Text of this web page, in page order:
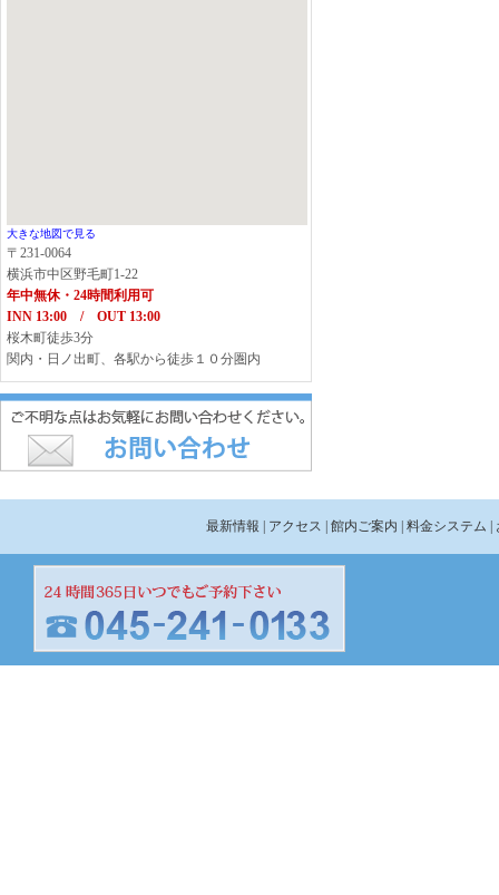
大きな地図で見る
〒231-0064
横浜市中区野毛町1-22
年中無休・24時間利用可
INN 13:00 / OUT 13:00
桜木町徒歩3分
関内・日ノ出町、各駅から徒歩１０分圏内
最新情報 | アクセス | 館内ご案内 | 料金システム